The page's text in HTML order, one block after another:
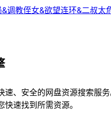
调教侄女&欲望连环&二叔太
）最新擦边短剧
速、安全的网盘资源搜索服
速找到所需资源。